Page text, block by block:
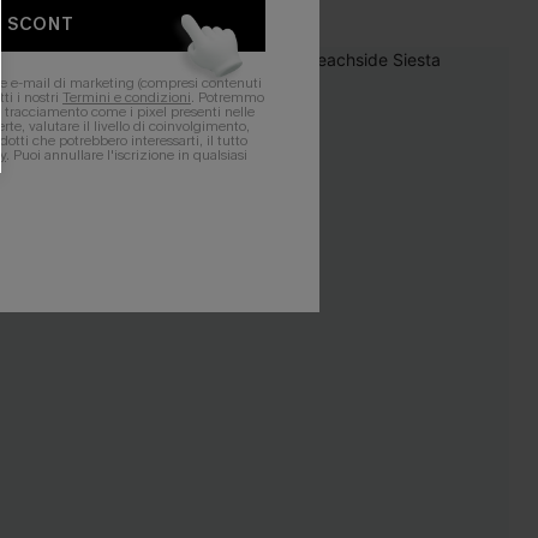
SCONT
e-mail di marketing (compresi contenuti
i nostri Termini e condizioni. Potremmo
come i pixel presenti nelle
valutare il livello di coinvolgimento,
che potrebbero interessarti, il tutto
. Puoi annullare l'iscrizione in qualsiasi